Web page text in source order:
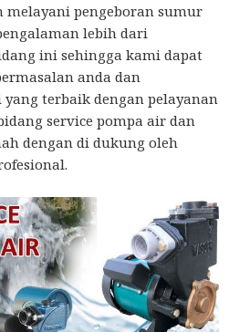
melayani pengeboran sumur
lebih dari
ini sehingga kami dapat
anda dan
terbaik dengan pelayanan
service pompa air dan
dengan di dukung oleh